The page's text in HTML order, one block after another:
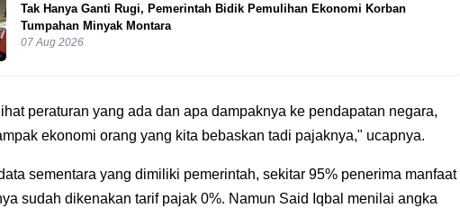
Tak Hanya Ganti Rugi, Pemerintah Bidik Pemulihan Ekonomi Korban
Tumpahan Minyak Montara
07 Aug 2026
peraturan yang ada dan apa dampaknya ke pendapatan negara,
ekonomi orang yang kita bebaskan tadi pajaknya," ucapnya.
sementara yang dimiliki pemerintah, sekitar 95% penerima manfaat
sudah dikenakan tarif pajak 0%. Namun Said Iqbal menilai angka